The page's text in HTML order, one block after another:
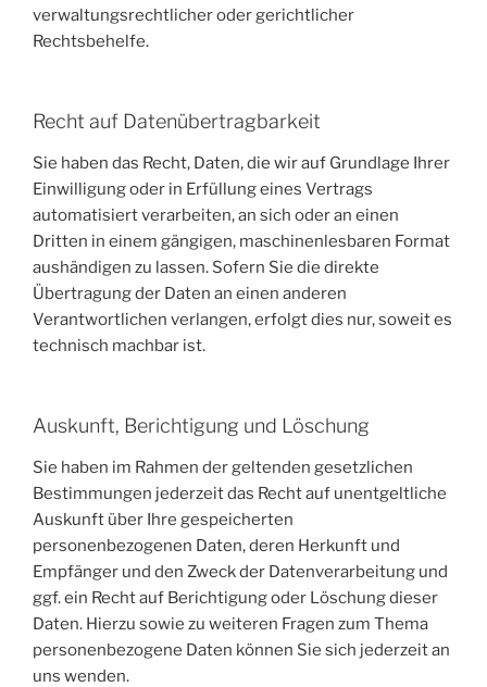
verwaltungsrechtlicher oder gerichtlicher
Rechtsbehelfe.
Recht auf Datenübertragbarkeit
Sie haben das Recht, Daten, die wir auf Grundlage Ihrer
Einwilligung oder in Erfüllung eines Vertrags
automatisiert verarbeiten, an sich oder an einen
Dritten in einem gängigen, maschinenlesbaren Format
aushändigen zu lassen. Sofern Sie die direkte
Übertragung der Daten an einen anderen
Verantwortlichen verlangen, erfolgt dies nur, soweit es
technisch machbar ist.
Auskunft, Berichtigung und Löschung
Sie haben im Rahmen der geltenden gesetzlichen
Bestimmungen jederzeit das Recht auf unentgeltliche
Auskunft über Ihre gespeicherten
personenbezogenen Daten, deren Herkunft und
Empfänger und den Zweck der Datenverarbeitung und
ggf. ein Recht auf Berichtigung oder Löschung dieser
Daten. Hierzu sowie zu weiteren Fragen zum Thema
personenbezogene Daten können Sie sich jederzeit an
uns wenden.